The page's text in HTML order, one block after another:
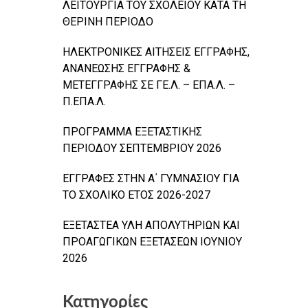
ΛΕΙΤΟΥΡΓΙΑ ΤΟΥ ΣΧΟΛΕΙΟΥ ΚΑΤΑ ΤΗ
ΘΕΡΙΝΗ ΠΕΡΙΟΔΟ
ΗΛΕΚΤΡΟΝΙΚΕΣ ΑΙΤΗΣΕΙΣ ΕΓΓΡΑΦΗΣ,
ΑΝΑΝΕΩΣΗΣ ΕΓΓΡΑΦΗΣ &
ΜΕΤΕΓΓΡΑΦΗΣ ΣΕ ΓΕ.Λ. – ΕΠΑ.Λ. –
Π.ΕΠΑ.Λ.
ΠΡΟΓΡΑΜΜΑ ΕΞΕΤΑΣΤΙΚΗΣ
ΠΕΡΙΟΔΟΥ ΣΕΠΤΕΜΒΡΙΟΥ 2026
ΕΓΓΡΑΦΕΣ ΣΤΗΝ Α΄ ΓΥΜΝΑΣΙΟΥ ΓΙΑ
ΤΟ ΣΧΟΛΙΚΟ ΕΤΟΣ 2026-2027
ΕΞΕΤΑΣΤΕΑ ΥΛΗ ΑΠΟΛΥΤΗΡΙΩΝ ΚΑΙ
ΠΡΟΑΓΩΓΙΚΩΝ ΕΞΕΤΑΣΕΩΝ ΙΟΥΝΙΟΥ
2026
Κατηγορίες